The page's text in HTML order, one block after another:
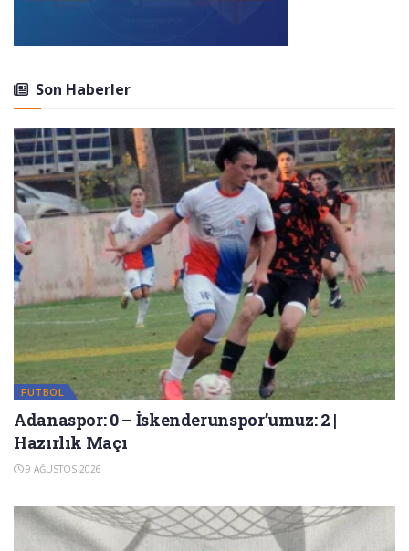
Son Haberler
FUTBOL
Adanaspor: 0 – İskenderunspor’umuz: 2 |
Hazırlık Maçı
9 AĞUSTOS 2026